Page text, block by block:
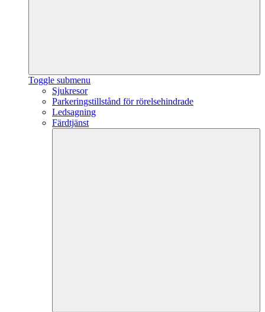
Toggle submenu
Sjukresor
Parkeringstillstånd för rörelsehindrade
Ledsagning
Färdtjänst